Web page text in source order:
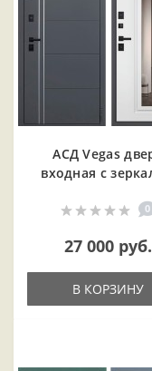
АСД Vegas
входная с
0
27 000 руб.
В КОРЗИНУ